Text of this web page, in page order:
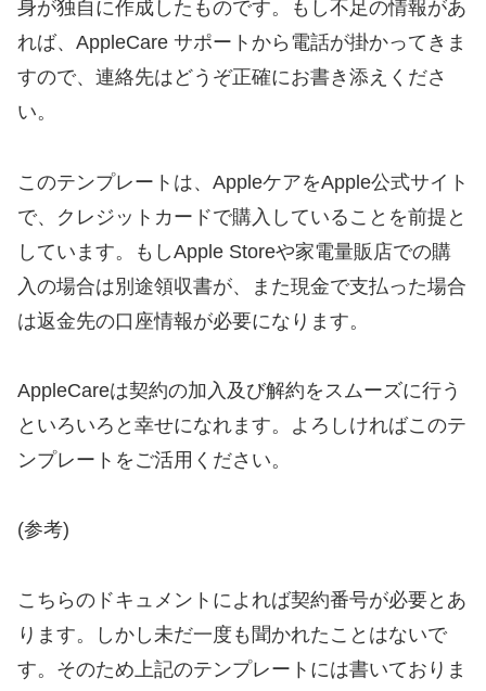
身が独自に作成したものです。もし不足の情報があ
れば、AppleCare サポートから電話が掛かってきま
すので、連絡先はどうぞ正確にお書き添えくださ
い。
このテンプレートは、AppleケアをApple公式サイト
で、クレジットカードで購入していることを前提と
しています。もしApple Storeや家電量販店での購
入の場合は別途領収書が、また現金で支払った場合
は返金先の口座情報が必要になります。
AppleCareは契約の加入及び解約をスムーズに行う
といろいろと幸せになれます。よろしければこのテ
ンプレートをご活用ください。
(参考)
こちらのドキュメントによれば契約番号が必要とあ
ります。しかし未だ一度も聞かれたことはないで
す。そのため上記のテンプレートには書いておりま